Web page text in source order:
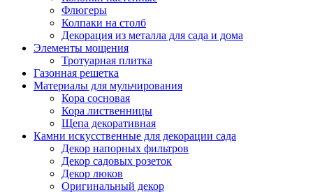
Флюгеры
Колпаки на столб
Декорация из металла для сада и дома
Элементы мощения
Тротуарная плитка
Газонная решетка
Материалы для мульчирования
Кора сосновая
Кора лиственницы
Щепа декоративная
Камни искусственные для декорации сада
Декор напорных фильтров
Декор садовых розеток
Декор люков
Оригинальный декор